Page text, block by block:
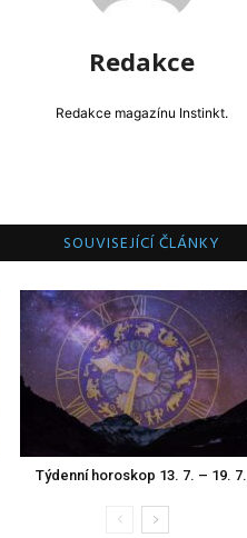
Redakce
Redakce magazínu Instinkt.
SOUVISEJÍCÍ ČLÁNKY
Týdenní horoskop 13. 7. – 19. 7.